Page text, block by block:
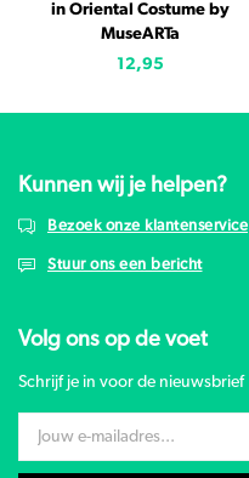
in Oriental Costume by
MuseARTa
12,95
Kunnen wij je helpen?
Bezoek onze klantenservice
Stuur ons een bericht
Volg ons op de voet
Schrijf je in voor de nieuwsbrief